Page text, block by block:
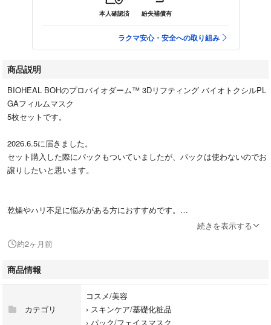
本人確認済 紛失補償有
ラクマ安心・安全への取り組み
商品説明
BIOHEAL BOHのプロバイオダーム™ 3Dリフティング バイオトクシルPL
GAフィルムマスク
5枚セットです。
2026.6.5に届きました。
セット購入した際にパックもついていましたが、パックは使わないのでお
譲りしたいと思います。
乾燥やハリ不足に悩みがある方におすすめです。
糸リフトに着目し、PLGA（整肌成分）や独自のプロバイオダーム™を配
0.03mmの薄いハイドロゲル素材が肌に密着し、集中保湿するフィルムマ
スク。
乾燥によるハリ・弾力不足の肌を、ふっくらとしたハリ肌へ導きます。
説明文は商品ページからの引用です。
続きを表示する
約2ヶ月前
商品情報
カテゴリ
コスメ/美容
› スキンケア/基礎化粧品
› パック/フェイスマスク